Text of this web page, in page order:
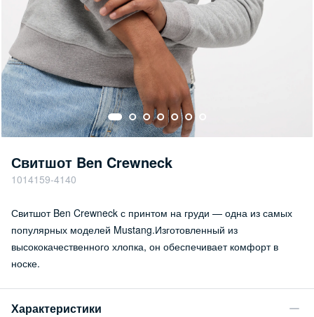
Свитшот Ben Crewneck
1014159-4140
Свитшот Ben Crewneck с принтом на груди — одна из самых
популярных моделей Mustang.Изготовленный из
высококачественного хлопка, он обеспечивает комфорт в
носке.
Характеристики